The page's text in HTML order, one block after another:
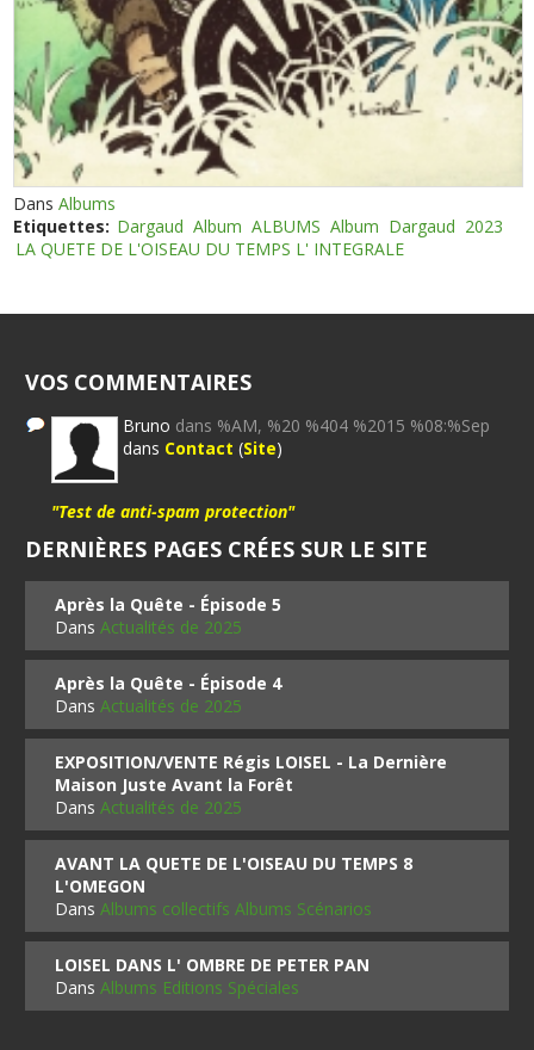
DansAlbums
Etiquettes: Dargaud Album ALBUMS Album Dargaud 2023
LA QUETE DE L'OISEAU DU TEMPS L' INTEGRALE
VOS COMMENTAIRES
Bruno dans %AM, %20 %404 %2015 %08:%Sep
dans Contact (Site)
"Test de anti-spam protection"
DERNIÈRES PAGES CRÉES SUR LE SITE
Après la Quête - Épisode 5
DansActualités de 2025
Après la Quête - Épisode 4
DansActualités de 2025
EXPOSITION/VENTE Régis LOISEL - La Dernière
Maison Juste Avant la Forêt
DansActualités de 2025
AVANT LA QUETE DE L'OISEAU DU TEMPS 8
L'OMEGON
DansAlbums collectifs Albums Scénarios
LOISEL DANS L' OMBRE DE PETER PAN
DansAlbums Editions Spéciales